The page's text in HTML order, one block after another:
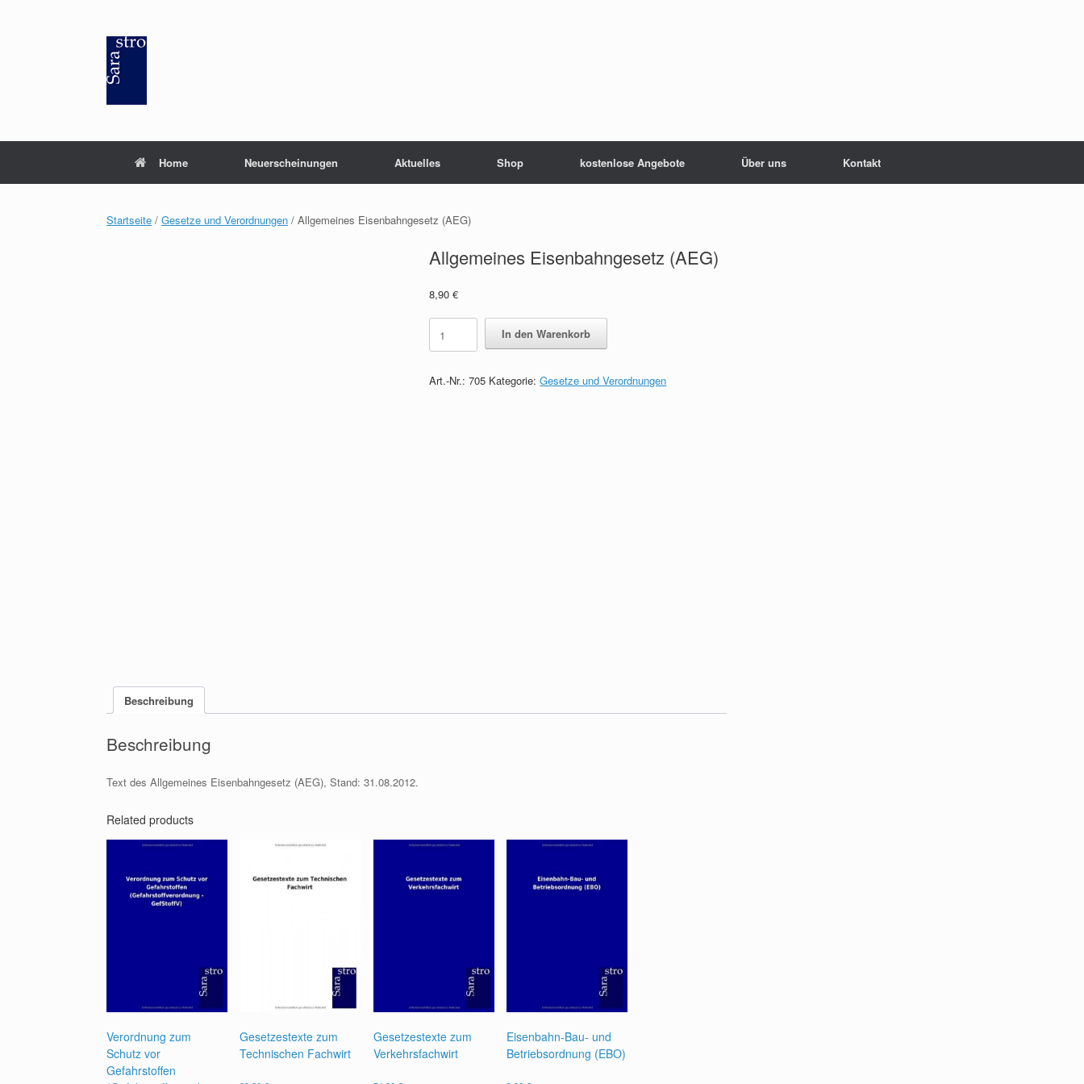
Home Neuerscheinungen Aktuelles Shop kostenlose Angebote Über uns Kontakt
Startseite / Gesetze und Verordnungen / Allgemeines Eisenbahngesetz (AEG)
Allgemeines Eisenbahngesetz (AEG)
8,90€
Allgemeines
Eisenbahngesetz
(AEG)
In den Warenkorb
Art.-Nr.:705 Kategorie:Gesetze und Verordnungen
Beschreibung
Beschreibung
Text des Allgemeines Eisenbahngesetz (AEG), Stand: 31.08.2012.
Related products
Verordnung zum
Schutz vor
Gefahrstoffen
Gesetzestexte zum
Technischen Fachwirt
Gesetzestexte zum
Verkehrsfachwirt
Eisenbahn-Bau- und
Betriebsordnung (EBO)